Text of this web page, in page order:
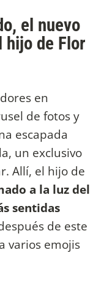
el nuevo
hijo de Flor
en
de fotos y
escapada
un exclusivo
Allí, el hijo de
a la luz del
sentidas
de este
varios emojis